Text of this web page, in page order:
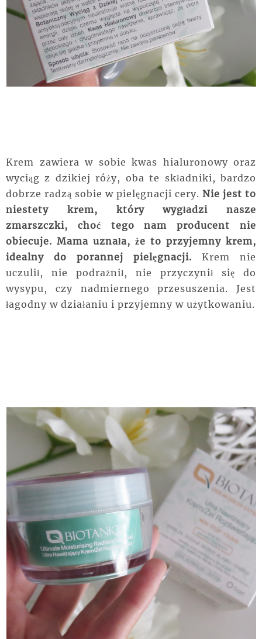
Krem zawiera w sobie kwas hialuronowy oraz
wyciąg z dzikiej róży, oba te składniki, bardzo
dobrze radzą sobie w pielęgnacji cery. Nie jest to
niestety krem, który wygładzi nasze
zmarszczki, choć tego nam producent nie
obiecuje. Mama uznała, że to przyjemny krem,
idealny do porannej pielęgnacji. Krem nie
uczulił, nie podrażnił, nie przyczynił się do
wysypu, czy nadmiernego przesuszenia. Jest
łagodny w działaniu i przyjemny w użytkowaniu.